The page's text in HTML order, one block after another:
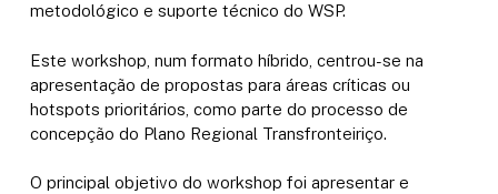
metodológico e suporte técnico do WSP.
Este workshop, num formato híbrido, centrou-se na
apresentação de propostas para áreas críticas ou
hotspots prioritários, como parte do processo de
concepção do Plano Regional Transfronteiriço.
O principal objetivo do workshop foi apresentar e